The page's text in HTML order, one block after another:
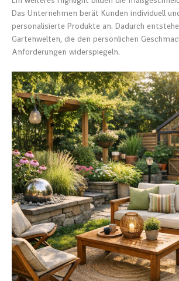
Das Unternehmen berät Kunden individuell
personalisierte Produkte an. Dadurch
Gartenwelten, die den persönlichen
Anforderungen widerspiegeln.